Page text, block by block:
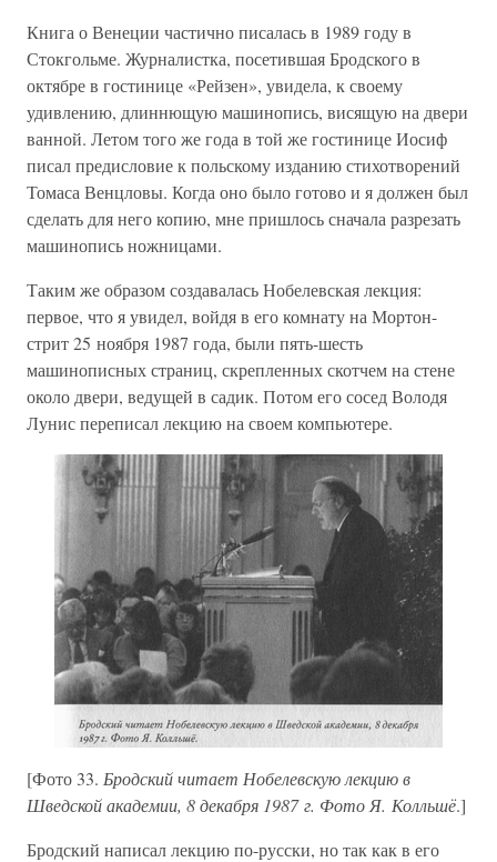
Книга о Венеции частично писалась в 1989 году в
Стокгольме. Журналистка, посетившая Бродского в
октябре в гостинице «Рейзен», увидела, к своему
удивлению, длиннющую машинопись, висящую на двери
ванной. Летом того же года в той же гостинице Иосиф
писал предисловие к польскому изданию стихотворений
Томаса Венцловы. Когда оно было готово и я должен был
сделать для него копию, мне пришлось сначала разрезать
машинопись ножницами.
Таким же образом создавалась Нобелевская лекция:
первое, что я увидел, войдя в его комнату на Мортон-
стрит 25 ноября 1987 года, были пять-шесть
машинописных страниц, скрепленных скотчем на стене
около двери, ведущей в садик. Потом его сосед Володя
Лунис переписал лекцию на своем компьютере.
[Фото 33. Бродский читает Нобелевскую лекцию в
Шведской академии, 8 декабря 1987 г. Фото Я. Колльшё.]
Бродский написал лекцию по-русски, но так как в его